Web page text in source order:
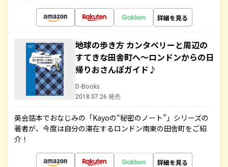
詳細を見る
地球の歩き方 カンタベリーと周辺の
すてきな田舎町へ～ロンドンからの日
帰りおさんぽガイド♪
D-Books
2018.07.26 発売
英会話本でおなじみの「Kayoの“秘密のノート”」シリーズの
著者が、今度は自分の滞在するロンドン南東の田舎町をご紹
介！
詳細を見る